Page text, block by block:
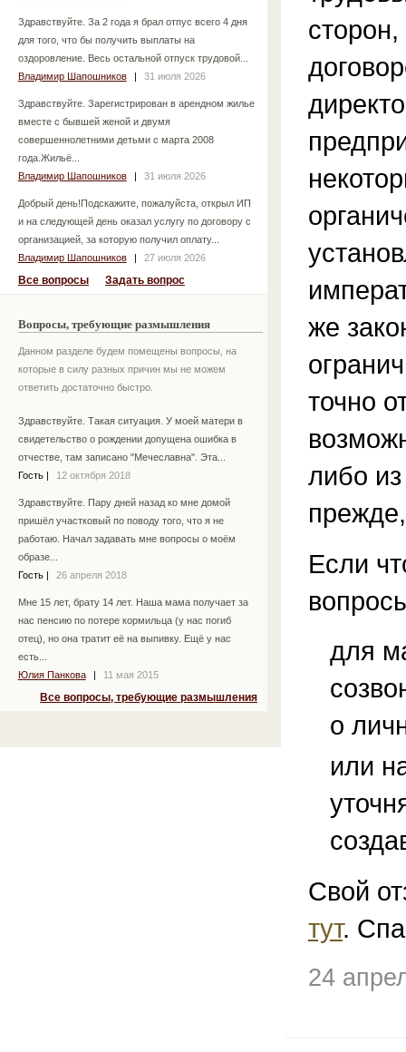
Здравствуйте. За 2 года я брал отпус всего 4 дня
для того, что бы получить выплаты на
оздоровление. Весь остальной отпуск трудовой...
Владимир Шапошников
| 31 июля 2026
Здравствуйте. Зарегистрирован в арендном жилье
вместе с бывшей женой и двумя
совершеннолетними детьми с марта 2008
года.Жильё...
Владимир Шапошников
| 31 июля 2026
Добрый день!Подскажите, пожалуйста, открыл ИП
и на следующей день оказал услугу по договору с
организацией, за которую получил оплату...
Владимир Шапошников
| 27 июля 2026
Все вопросы Задать вопрос
Вопросы, требующие размышления
Данном разделе будем помещены вопросы, на
которые в силу разных причин мы не можем
ответить достаточно быстро.
Здравствуйте. Такая ситуация. У моей матери в
свидетельство о рождении допущена ошибка в
отчестве, там записано "Мечеславна". Эта...
Гость
12 октября 2018
Здравствуйте. Пару дней назад ко мне домой
пришёл участковый по поводу того, что я не
работаю. Начал задавать мне вопросы о моём
образе...
Гость
26 апреля 2018
Мне 15 лет, брату 14 лет. Наша мама получает за
нас пенсию по потере кормильца (у нас погиб
отец), но она тратит её на выпивку. Ещё у нас
есть...
Юлия Панкова
11 мая 2015
Все вопросы, требующие размышления
же
точно
либо
Если
для
о
или
Свой
тут.
24